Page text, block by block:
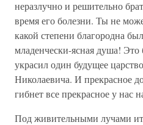
неразлучно и решительно
время его болезни. Ты не
какой степени благородна
младенчески-ясная душа!
украсил один будущее
Николаевича. И прекрасное
гибнет все прекрасное у нас
Под живительными лучами